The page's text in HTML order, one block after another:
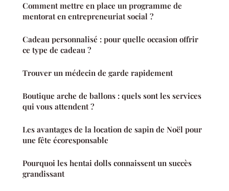
Comment mettre en place un programme de
mentorat en entrepreneuriat social ?
Cadeau personnalisé : pour quelle occasion offrir
ce type de cadeau ?
Trouver un médecin de garde rapidement
Boutique arche de ballons : quels sont les services
qui vous attendent ?
Les avantages de la location de sapin de Noël pour
une fête écoresponsable
Pourquoi les hentai dolls connaissent un succès
grandissant